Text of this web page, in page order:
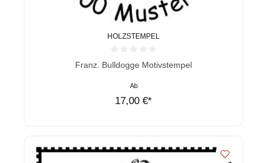
HOLZSTEMPEL
Durchschnittliche Bewertung von 0 von 5 Sternen
Franz. Bulldogge Motivstempel
Ab
17,00 €*